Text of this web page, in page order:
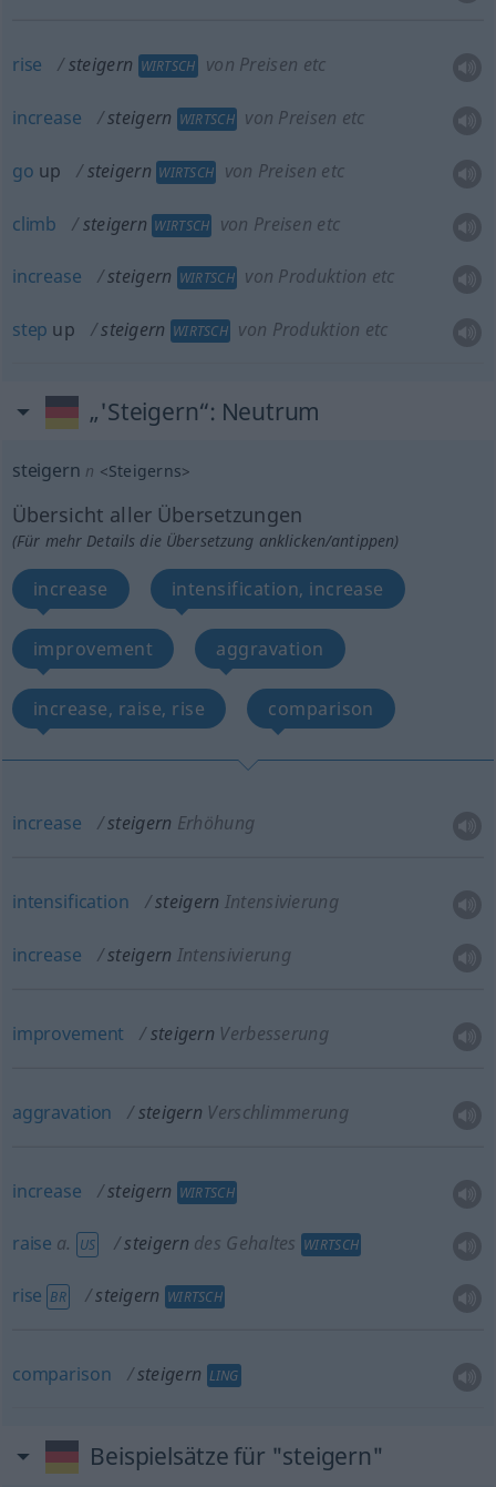
rise steigern WIRTSCH von Preisen etc
increase steigern WIRTSCH von Preisen etc
go up steigern WIRTSCH von Preisen etc
climb steigern WIRTSCH von Preisen etc
increase steigern WIRTSCH von Produktion etc
step up steigern WIRTSCH von Produktion etc
„'Steigern“: Neutrum
steigern n <Steigerns>
Übersicht aller Übersetzungen
(Für mehr Details die Übersetzung anklicken/antippen)
increase intensification, increase
improvement aggravation
increase, raise, rise comparison
increase steigern Erhöhung
intensification steigern Intensivierung
increase steigern Intensivierung
improvement steigern Verbesserung
aggravation steigern Verschlimmerung
increase steigern WIRTSCH
raise a. US steigern des Gehaltes WIRTSCH
rise BR steigern WIRTSCH
comparison steigern LING
Beispielsätze für "steigern"